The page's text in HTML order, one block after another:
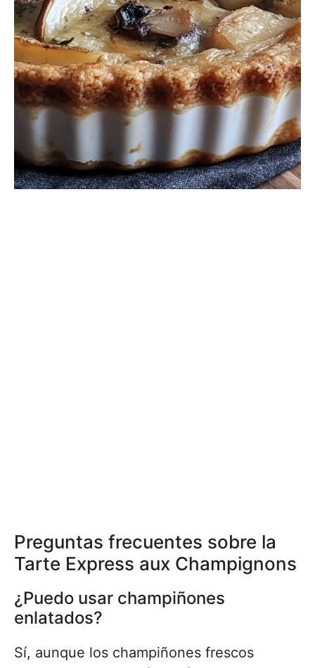
Preguntas frecuentes sobre la
Tarte Express aux Champignons
¿Puedo usar champiñones
enlatados?
Sí, aunque los champiñones frescos